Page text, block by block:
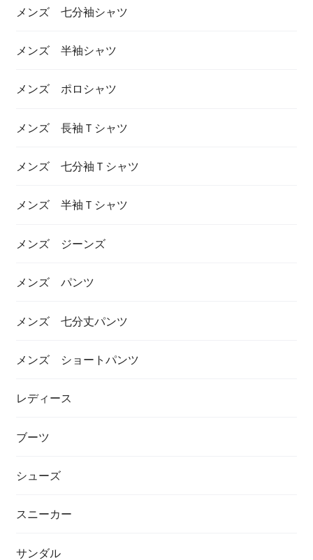
メンズ 七分袖シャツ
メンズ 半袖シャツ
メンズ ポロシャツ
メンズ 長袖Ｔシャツ
メンズ 七分袖Ｔシャツ
メンズ 半袖Ｔシャツ
メンズ ジーンズ
メンズ パンツ
メンズ 七分丈パンツ
メンズ ショートパンツ
レディース
ブーツ
シューズ
スニーカー
サンダル